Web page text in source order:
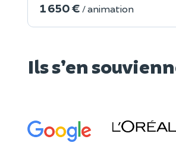
1 650 € / animation
Ils s’en